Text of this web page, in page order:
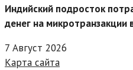
Индийский подросток
денег на микротранзакции
7 Август 2026
Карта сайта